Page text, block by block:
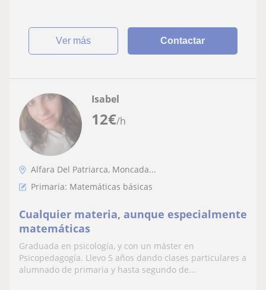
ver más Contactar
12€/h
Isabel
Alfara Del Patriarca, Moncada...
Primaria: Matemáticas básicas
Cualquier materia, aunque especialmente
matemáticas
Graduada en psicología, y con un máster en
Psicopedagogía. Llevo 5 años dando clases particulares a
alumnado de primaria y hasta segundo de...